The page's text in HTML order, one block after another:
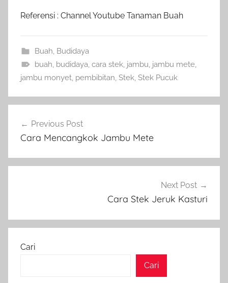
Referensi : Channel Youtube Tanaman Buah
Buah, Budidaya
buah, budidaya, cara stek, jambu, jambu mete,
jambu monyet, pembibitan, Stek, Stek Pucuk
pos
Previous Post
Cara Mencangkok Jambu Mete
Next Post
Cara Stek Jeruk Kasturi
Cari
Cari